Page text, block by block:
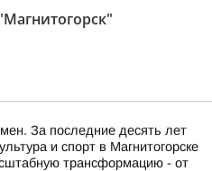
За последние десять лет
и спорт в Магнитогорске
трансформацию - от